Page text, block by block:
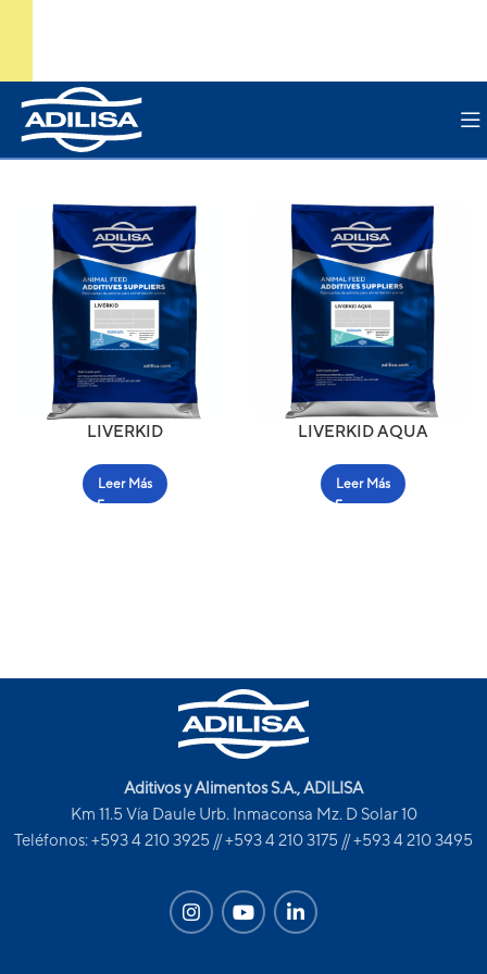
LIVERKID
Leer Más
LIVERKID AQUA
Leer Más
Aditivos y Alimentos S.A., ADILISA
Km 11.5 Vía Daule Urb. Inmaconsa Mz. D Solar 10
Teléfonos: +593 4 210 3925 // +593 4 210 3175 // +593 4 210 3495